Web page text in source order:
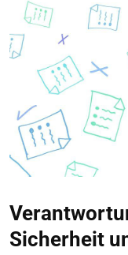
Sicherheit